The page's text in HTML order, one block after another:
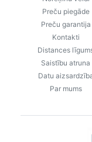
Preču piegāde
Preču garantija
Kontakti
Distances
Saistību atruna
Datu
Par mums